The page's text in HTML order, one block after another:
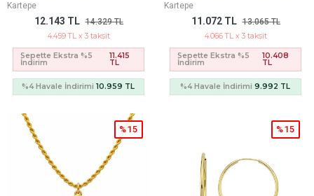
Kartepe
12.143 TL 14.329 TL
4.459 TL x 3 taksit
Sepette Ekstra %5
İndirim
11.415
TL
%4 Havale İndirimi10.959 TL
Kartepe
11.072 TL 13.065 TL
4.066 TL x 3 taksit
Sepette Ekstra %5
İndirim
10.408
TL
%4 Havale İndirimi9.992 TL
%15 %15